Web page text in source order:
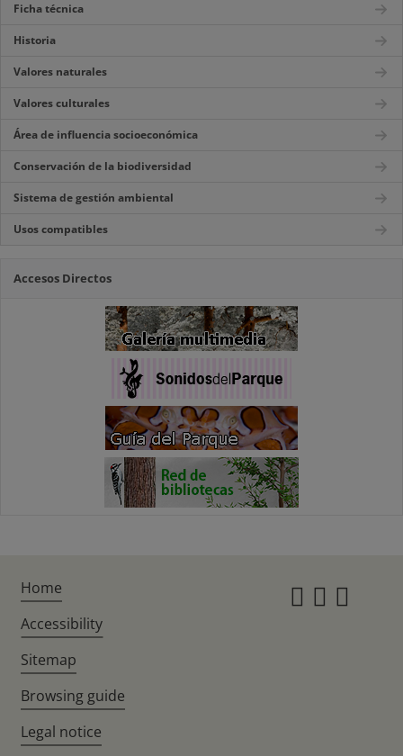
Ficha técnica
Historia
Valores naturales
Valores culturales
Área de influencia socioeconómica
Conservación de la biodiversidad
Sistema de gestión ambiental
Usos compatibles
Accesos Directos
Home
Accessibility
Sitemap
Browsing guide
Legal notice